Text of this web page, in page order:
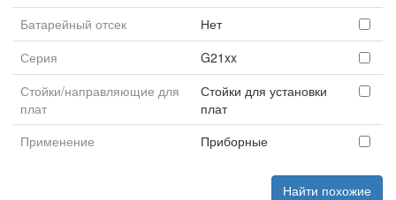
Батарейный отсек
Нет
Серия
G21xx
Стойки/направляющие для
плат
Стойки для установки
плат
Применение
Приборные
Найти похожие